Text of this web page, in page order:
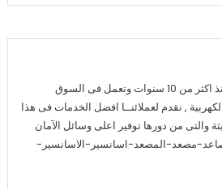
هى شركة مصرية تأسست منذ اكثر من 10 سنوات وتعمل فى السوق
, نقدم لعملائنــا افضل الخدمات فى هذا
والتى من دورها توفير اعلى وسائل الآمان
مصاعد-مصعد-المصعد-اسانسير-الاسانسير-